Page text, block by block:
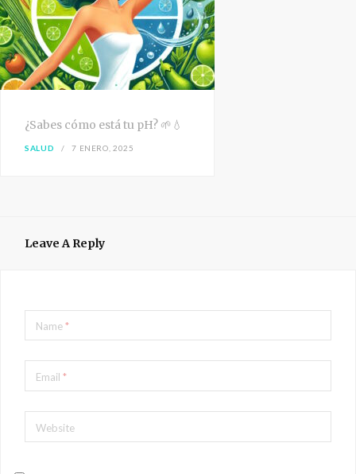
¿Sabes cómo está tu pH? 🌱💧
SALUD 7 ENERO, 2025
Leave A Reply
Name*
Email *
Website